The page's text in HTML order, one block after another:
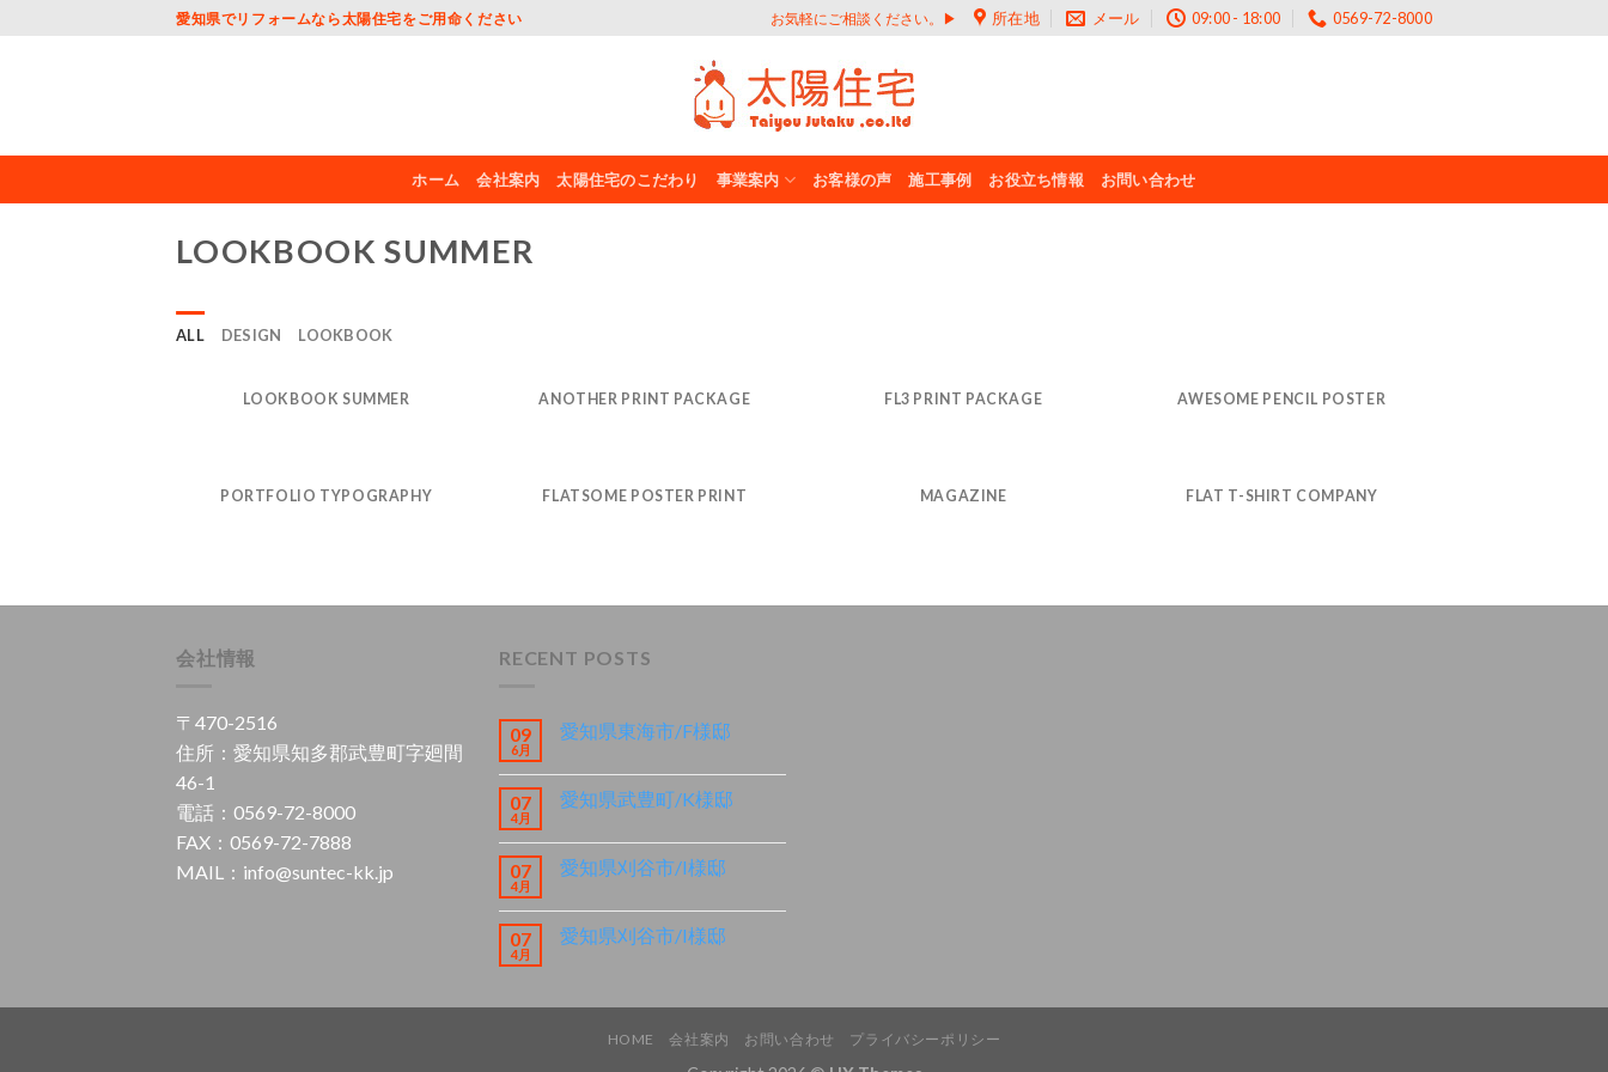
愛知県でリフォームなら太陽住宅をご用命ください お気軽にご相談ください。▶ 所在地 メール 09:00 - 18:00 0569-72-8000
ホーム 会社案内 太陽住宅のこだわり 事業案内 お客様の声 施工事例 お役立ち情報 お問い合わせ
LOOKBOOK SUMMER
ALL DESIGN LOOKBOOK
LOOKBOOK SUMMER ANOTHER PRINT PACKAGE FL3 PRINT PACKAGE AWESOME PENCIL POSTER
PORTFOLIO TYPOGRAPHY FLATSOME POSTER PRINT MAGAZINE FLAT T-SHIRT COMPANY
会社情報
〒470-2516
住所：愛知県知多郡武豊町字廻間
46-1
電話：0569-72-8000
FAX：0569-72-7888
MAIL：info@suntec-kk.jp
RECENT POSTS
09
6月
愛知県東海市/F様邸
07
4月
愛知県武豊町/K様邸
07
4月
愛知県刈谷市/I様邸
07
4月
愛知県刈谷市/I様邸
HOME 会社案内 お問い合わせ プライバシーポリシー